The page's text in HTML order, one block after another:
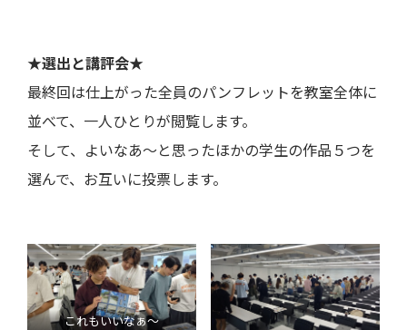
★選出と講評会★
最終回は仕上がった全員のパンフレットを教室全体に
並べて、一人ひとりが閲覧します。
そして、よいなあ～と思ったほかの学生の作品５つを
選んで、お互いに投票します。
これもいいなぁ～